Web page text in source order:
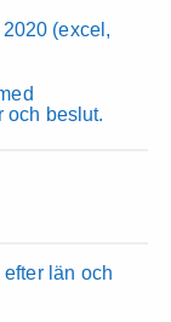
(excel,
och beslut.
län och